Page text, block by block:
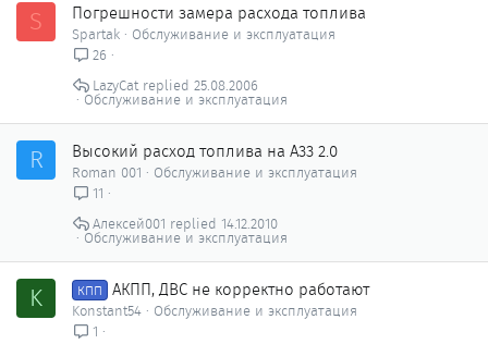
S Погрешности замера расхода топлива
Spartak
Обслуживание и эксплуатация
26
Обслуживание и эксплуатация
25.08.2006
LazyCat
R Высокий расход топлива на А33 2.0
Roman 001
Обслуживание и эксплуатация
11
Обслуживание и эксплуатация
14.12.2010
Алексей001
K КПП АКПП, ДВС не корректно работают
Konstant54
Обслуживание и эксплуатация
1